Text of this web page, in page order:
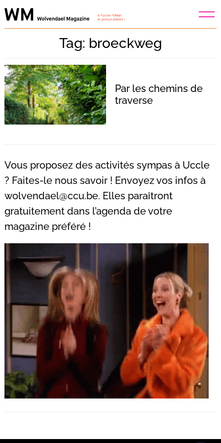
Skip
to
Tag: broeckweg
Par les chemins de
traverse
Vous proposez des activités sympas à Uccle
? Faites-le nous savoir ! Envoyez vos infos à
wolvendael@ccu.be. Elles paraîtront
gratuitement dans l’agenda de votre
magazine préféré !
Recherche
pour
: